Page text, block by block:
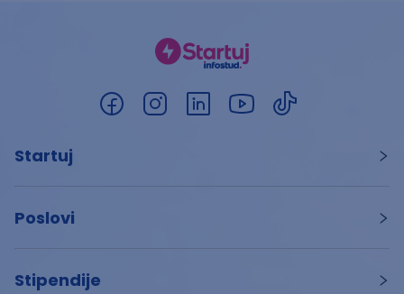
Startuj
Poslovi
Stipendije